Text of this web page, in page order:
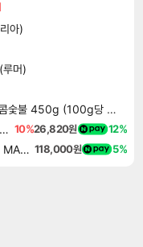
아)
루머)
450g (100g당 2,410원)
디제이맥스 리스펙트 V V 리버티 5 팩 DJMAX RESPECT V V Liberty 5 Pack DLC 10%26,820원 12%
마블 투혼 파이팅 소울즈 얼티밋 에디션 MARVEL Tokon Fighting Souls Ultimate Edition 118,000원 5%